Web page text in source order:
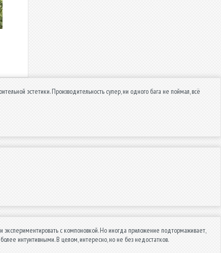
эстетики. Производительность супер, ни одного бага не поймал, всё
экспериментировать с компоновкой. Но иногда приложение подтормаживает,
интуитивными. В целом, интересно, но не без недостатков.